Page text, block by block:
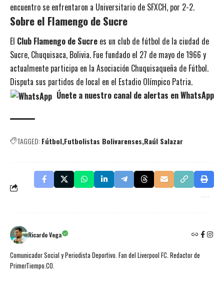
encuentro se enfrentaron a Universitario de SFXCH, por 2-2.
Sobre el Flamengo de Sucre
El Club Flamengo de Sucre es un club de fútbol de la ciudad de
Sucre, Chuquisaca, Bolivia. Fue fundado el 27 de mayo de 1966 y
actualmente participa en la Asociación Chuquisaqueña de Fútbol.
Disputa sus partidos de local en el Estadio Olímpico Patria.
Únete a nuestro canal de alertas en WhatsApp
TAGGED:Fútbol Futbolistas Bolivarenses Raúl Salazar
Ricardo Vega
Comunicador Social y Periodista Deportivo. Fan del Liverpool FC. Redactor de
PrimerTiempo.CO.